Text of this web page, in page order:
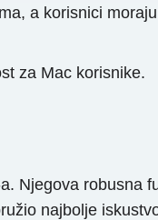
a korisnici
za Mac korisnike.
Njegova robusna
najbolje